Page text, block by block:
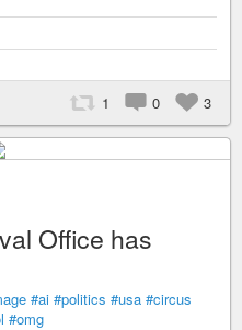
1 0 3
Office has
#ai #politics #usa #circus
#omg